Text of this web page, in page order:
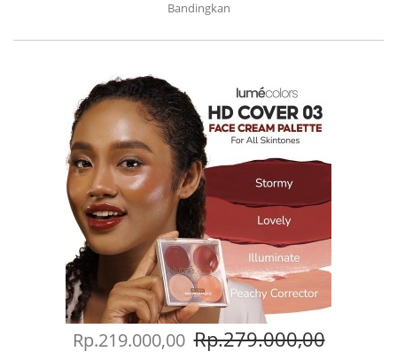
Bandingkan
Rp.219.000,00 Rp.279.000,00